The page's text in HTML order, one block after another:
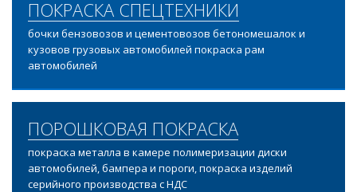
ПОКРАСКА СПЕЦТЕХНИКИ
бочки бензовозов и цементовозов бетономешалок и
кузовов грузовых автомобилей покраска рам
автомобилей
ПОРОШКОВАЯ ПОКРАСКА
покраска металла в камере полимеризации диски
автомобилей, бампера и пороги, покраска изделий
серийного производства с НДС